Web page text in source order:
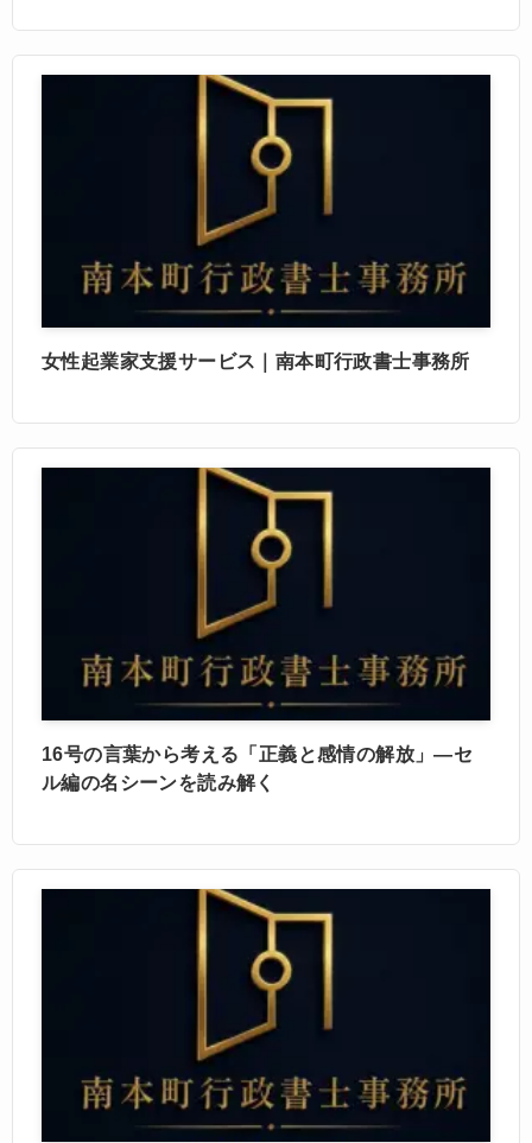
女性起業家支援サービス｜南本町行政書士事務所
16号の言葉から考える「正義と感情の解放」—セ
ル編の名シーンを読み解く